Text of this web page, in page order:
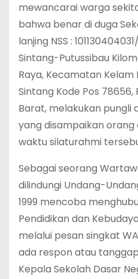
mewancarai warga
bahwa benar di duga
lanjing NSS :
Sintang-Putussibau
Raya, Kecamatan
Sintang Kode Pos
Barat, melakukan pungli
yang disampaikan
waktu silaturahmi
Sebagai seorang
dilindungi Undang-
1999 mencoba
Pendidikan dan
melalui pesan singkat
ada respon atau
Kepala Sekolah Dasar